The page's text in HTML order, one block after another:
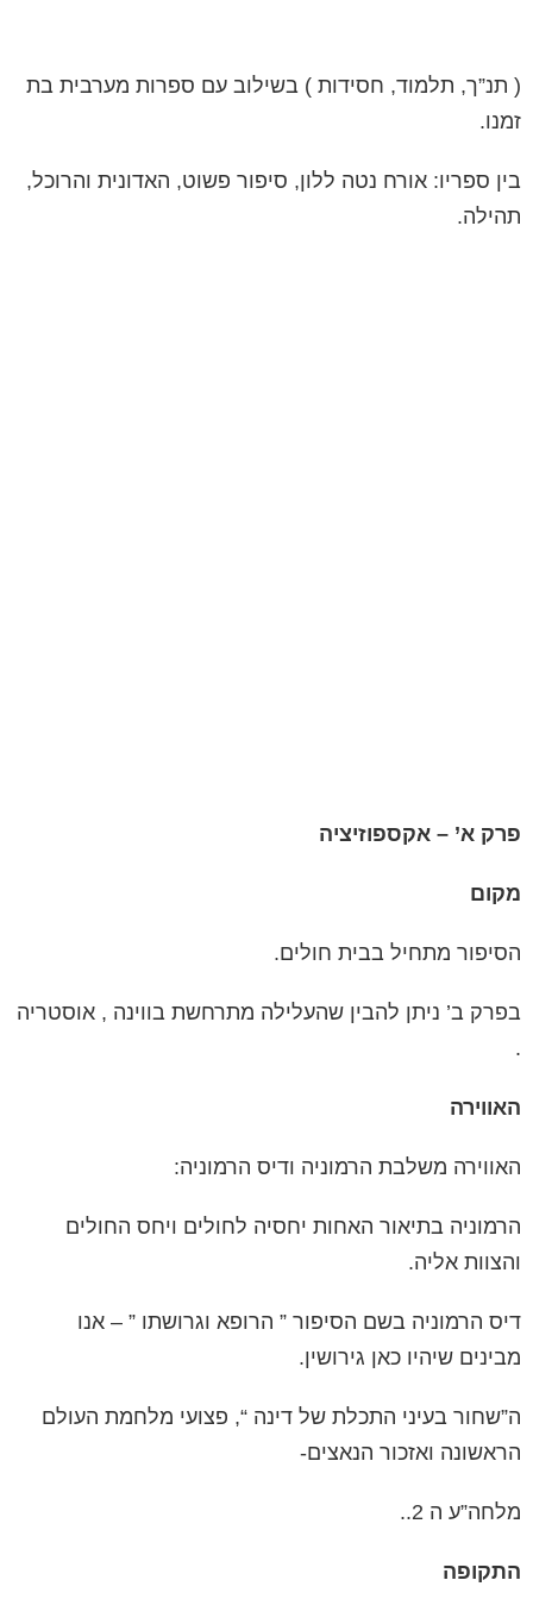
( תנ”ך, תלמוד, חסידות ) בשילוב עם ספרות מערבית בת
זמנו.
בין ספריו: אורח נטה ללון, סיפור פשוט, האדונית והרוכל,
תהילה.
פרק א’ – אקספוזיציה
מקום
הסיפור מתחיל בבית חולים.
בפרק ב’ ניתן להבין שהעלילה מתרחשת בווינה , אוסטריה
.
האווירה
האווירה משלבת הרמוניה ודיס הרמוניה:
הרמוניה בתיאור האחות יחסיה לחולים ויחס החולים
והצוות אליה.
דיס הרמוניה בשם הסיפור ” הרופא וגרושתו ” – אנו
מבינים שיהיו כאן גירושין.
ה”שחור בעיני התכלת של דינה “, פצועי מלחמת העולם
הראשונה ואזכור הנאצים-
מלחה”ע ה 2..
התקופה